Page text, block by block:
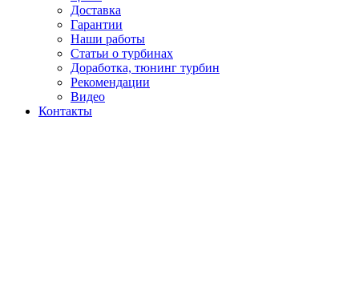
Доставка
Гарантии
Наши работы
Статьи о турбинах
Доработка, тюнинг турбин
Рекомендации
Видео
Контакты